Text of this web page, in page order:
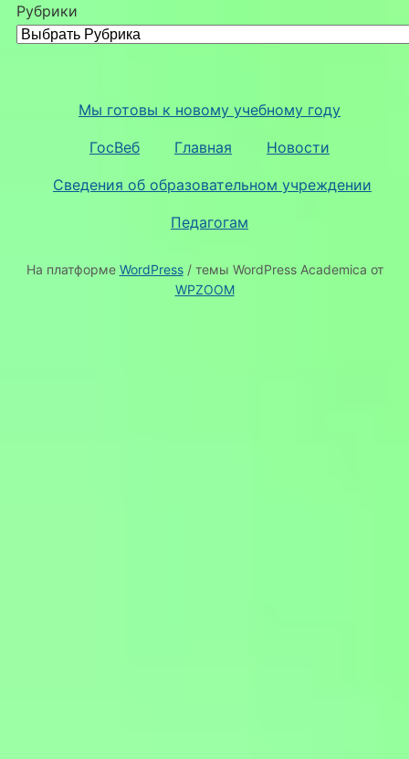
Рубрики
Мы готовы к новому учебному году
ГосВеб Главная Новости
Сведения об образовательном учреждении
Педагогам
На платформе WordPress/ темы WordPress Academica от
WPZOOM